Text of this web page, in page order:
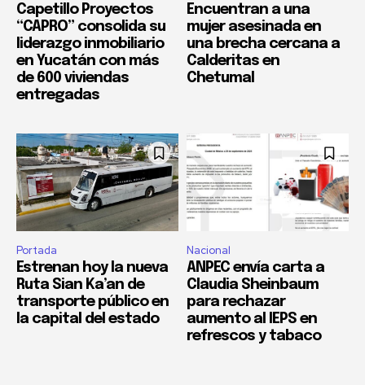
Capetillo Proyectos
“CAPRO” consolida su
liderazgo inmobiliario
en Yucatán con más
de 600 viviendas
entregadas
Encuentran a una
mujer asesinada en
una brecha cercana a
Calderitas en
Chetumal
Portada
Estrenan hoy la nueva
Ruta Sian Ka’an de
transporte público en
la capital del estado
Nacional
ANPEC envía carta a
Claudia Sheinbaum
para rechazar
aumento al IEPS en
refrescos y tabaco